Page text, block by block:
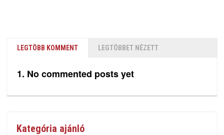
LEGTÖBB KOMMENT LEGTÖBBET NÉZETT
No commented posts yet
Kategória ajánló